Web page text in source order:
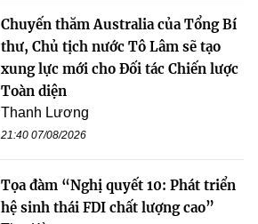
Chuyến thăm Australia của Tổng Bí
thư, Chủ tịch nước Tô Lâm sẽ tạo
xung lực mới cho Đối tác Chiến lược
Toàn diện
Thanh Lương
21:40 07/08/2026
Tọa đàm “Nghị quyết 10: Phát triển
hệ sinh thái FDI chất lượng cao”